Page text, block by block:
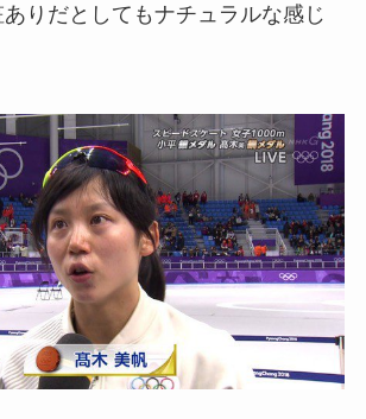
りだとしてもナチュラルな感じ